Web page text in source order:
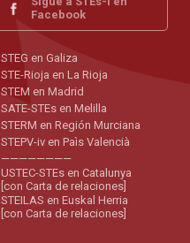
Facebook
STEG en Galiza
STE-Rioja en La Rioja
STEM en Madrid
SATE-STEs en Melilla
STERM en Región Murciana
STEPV-iv en Paìs Valencià
————————
USTEC-STEs en Catalunya
[con Carta de relaciones]
STEILAS en Euskal Herria
[con Carta de relaciones]